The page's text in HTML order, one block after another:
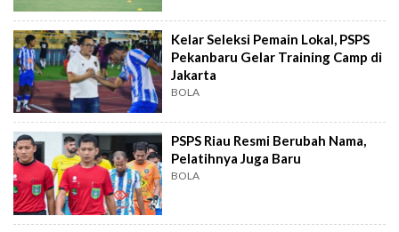
Kelar Seleksi Pemain Lokal, PSPS
Pekanbaru Gelar Training Camp di
Jakarta
BOLA
PSPS Riau Resmi Berubah Nama,
Pelatihnya Juga Baru
BOLA